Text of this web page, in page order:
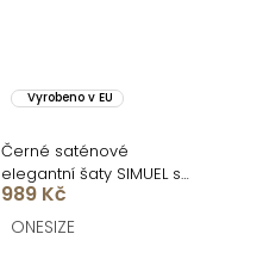
Vyrobeno v EU
Černé saténové
elegantní šaty SIMUEL se
šněrováním
989 Kč
ONESIZE